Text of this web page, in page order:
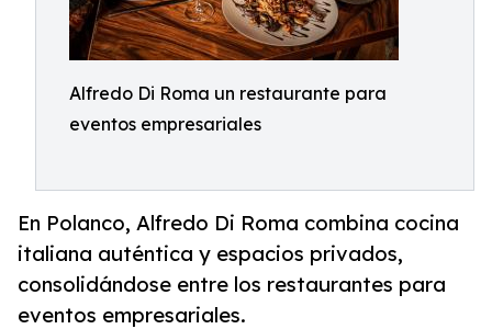
Alfredo Di Roma un restaurante para
eventos empresariales
En Polanco, Alfredo Di Roma combina cocina
italiana auténtica y espacios privados,
consolidándose entre los restaurantes para
eventos empresariales.